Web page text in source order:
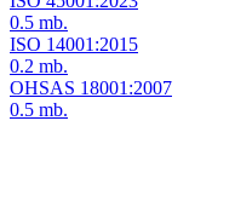
0.5 mb.
ISO 14001:2015
0.2 mb.
OHSAS 18001:2007
0.5 mb.